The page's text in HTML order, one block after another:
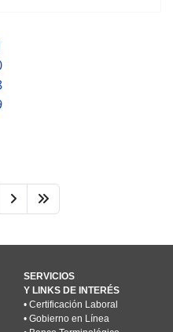
SERVICIOS
Y LINKS DE INTERÉS
• Certificación Laboral
• Gobierno en Línea